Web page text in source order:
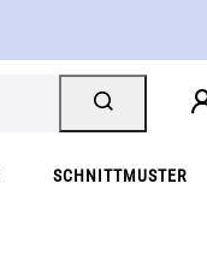
SCHNITTMUSTER